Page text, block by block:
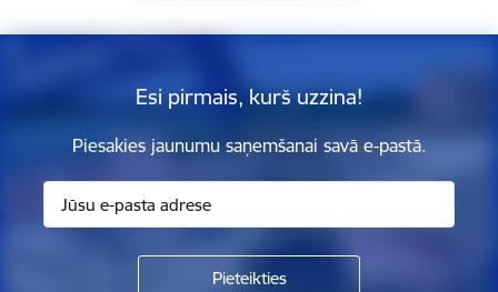
Esi pirmais, kurš uzzina!
Piesakies jaunumu saņemšanai savā e-pastā.